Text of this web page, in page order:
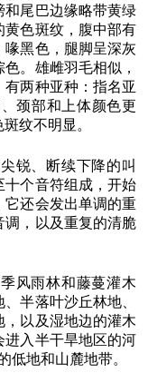
和尾巴边缘略带黄绿
黄色斑纹，腹中部有
黑色，腿脚呈深灰
。雄雌羽毛相似，
两种亚种：指名亚
颈部和上体颜色更
纹不明显。
锐、断续下降的叫
十个音符组成，开始
它还会发出单调的重
调，以及重复的清脆
风雨林和藤蔓灌木
半落叶沙丘林地、
以及湿地边的灌木
进入半干旱地区的河
低地和山麓地带。